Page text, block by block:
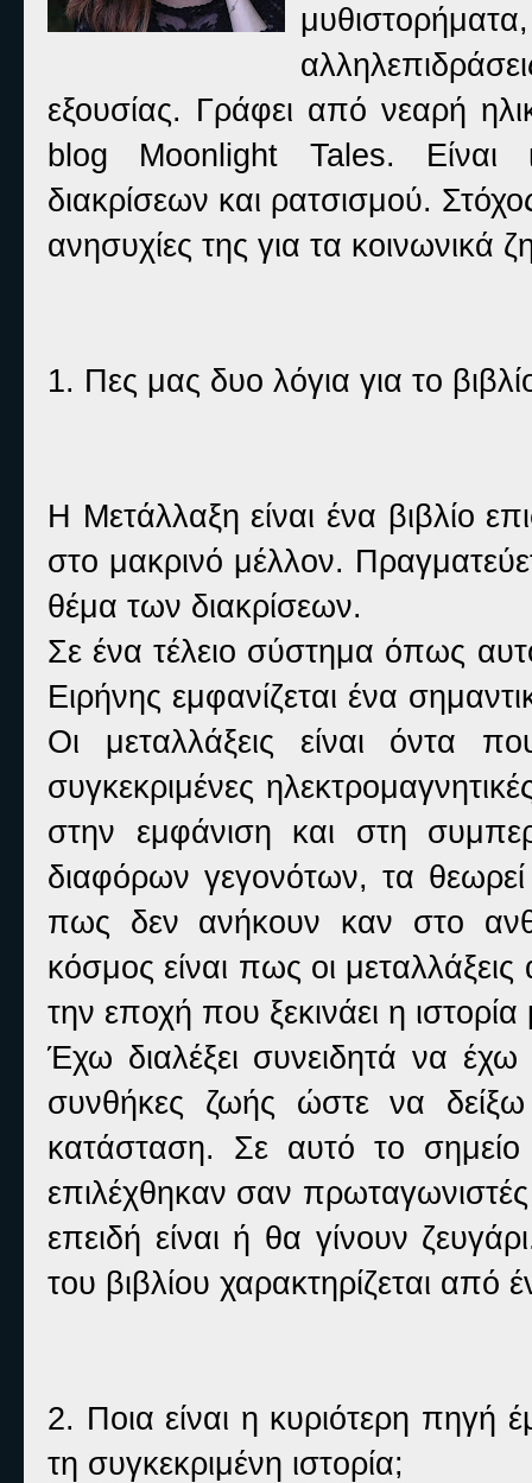
εξουσίας. Γράφει από νεαρή
blog Moonlight Tales. Είναι
διακρίσεων και ρατσισμού.
ανησυχίες της για τα κοινωνικά
1. Πες μας δυο λόγια για το
Η Μετάλλαξη είναι ένα βιβλίο
στο μακρινό μέλλον.
θέμα των διακρίσεων.
Σε ένα τέλειο σύστημα όπως
Ειρήνης εμφανίζεται ένα
Οι μεταλλάξεις είναι όντα
συγκεκριμένες
στην εμφάνιση και στη
διαφόρων γεγονότων, τα θεωρεί
πως δεν ανήκουν καν στο
κόσμος είναι πως οι
την εποχή που ξεκινάει η
Έχω διαλέξει συνειδητά να
συνθήκες ζωής ώστε να
κατάσταση. Σε αυτό το
επιλέχθηκαν σαν
επειδή είναι ή θα γίνουν
του βιβλίου χαρακτηρίζεται από
2. Ποια είναι η κυριότερη πηγή
τη συγκεκριμένη ιστορία;